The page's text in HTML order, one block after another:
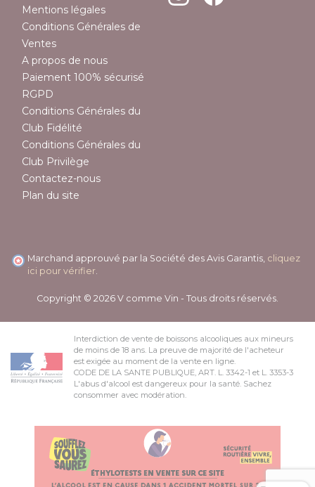
Mentions légales
Conditions Générales de
Ventes
A propos de nous
Paiement 100% sécurisé
RGPD
Conditions Générales du
Club Fidélité
Conditions Générales du
Club Privilège
Contactez-nous
Plan du site
Marchand approuvé par la Société des Avis Garantis, cliquez
ici pour vérifier
Copyright © 2026 V comme Vin - Tous droits réservés.
Interdiction de vente de boissons alcooliques aux mineurs
de moins de 18 ans. La preuve de majorité de l'acheteur
est exigée au moment de la vente en ligne.
CODE DE LA SANTE PUBLIQUE, ART. L. 3342-1 et L. 3353-3
L'abus d'alcool est dangereux pour la santé. Sachez
consommer avec modération.